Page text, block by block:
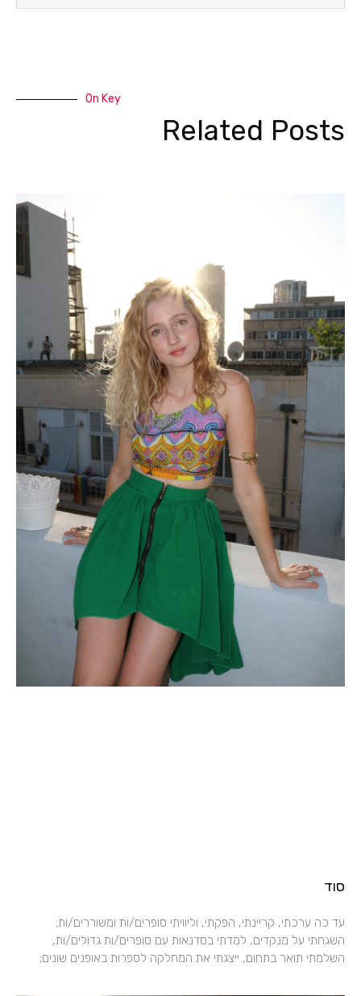
On Key
Related Posts
סוד
עד כה ערכתי, קריינתי, הפקתי, וליוויתי סופרים/ות ומשוררים/ות;
השגחתי על מנקדים, למדתי בסדנאות עם סופרים/ות גדולים/ות,
השלמתי תואר בתחום, ייצגתי את המחלקה לספרות באופנים שונים;